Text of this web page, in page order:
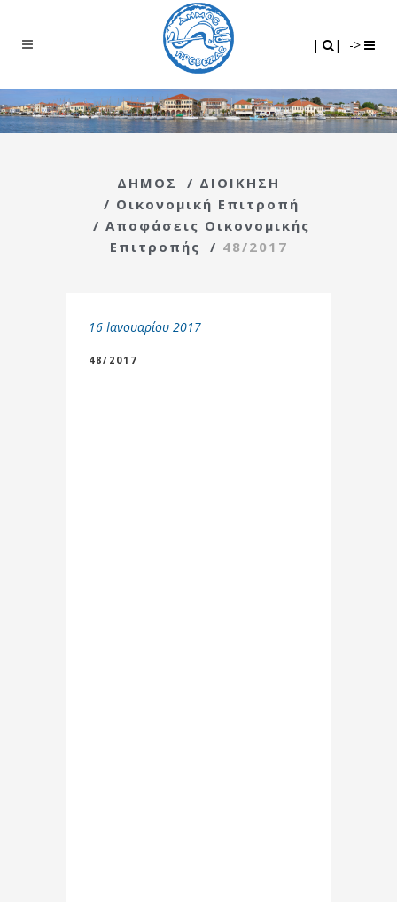
| | ->
ΔΗΜΟΣ / ΔΙΟΙΚΗΣΗ
/ Οικονομική Επιτροπή
/ Αποφάσεις Οικονομικής
Επιτροπής
/ 48/2017
16 Ιανουαρίου 2017
48/2017